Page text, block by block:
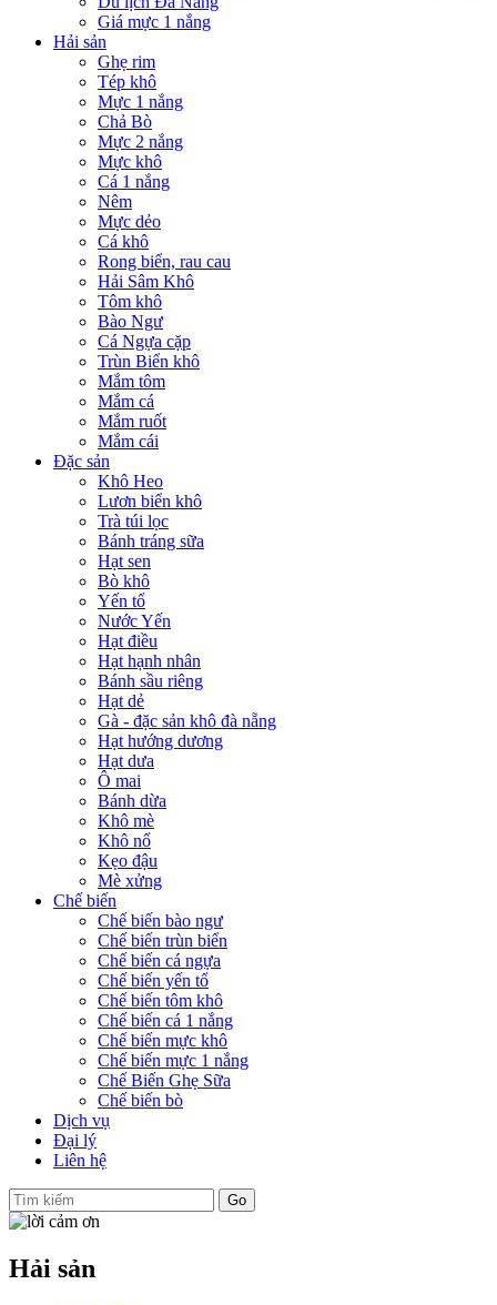
Giá mực 1 nắng
Hải sản
Ghẹ rim
Tép khô
Mực 1 nắng
Chả Bò
Mực 2 nắng
Mực khô
Cá 1 nắng
Nêm
Mực dẻo
Cá khô
Rong biển, rau cau
Hải Sâm Khô
Tôm khô
Bào Ngư
Cá Ngựa cặp
Trùn Biển khô
Mắm tôm
Mắm cá
Mắm ruốt
Mắm cái
Đặc sản
Khô Heo
Lươn biển khô
Trà túi lọc
Bánh tráng sữa
Hạt sen
Bò khô
Yến tổ
Nước Yến
Hạt điều
Hạt hạnh nhân
Bánh sầu riêng
Hạt dẻ
Gà - đặc sản khô đà nẵng
Hạt hướng dương
Hạt dưa
Ô mai
Bánh dừa
Khô mè
Khô nổ
Kẹo đậu
Mè xửng
Chế biến
Chế biến bào ngư
Chế biến trùn biển
Chế biến cá ngựa
Chế biến yến tổ
Chế biến tôm khô
Chế biến cá 1 nắng
Chế biến mực khô
Chế biến mực 1 nắng
Chế Biến Ghẹ Sữa
Chế biến bò
Dịch vụ
Đại lý
Liên hệ
Hải sản